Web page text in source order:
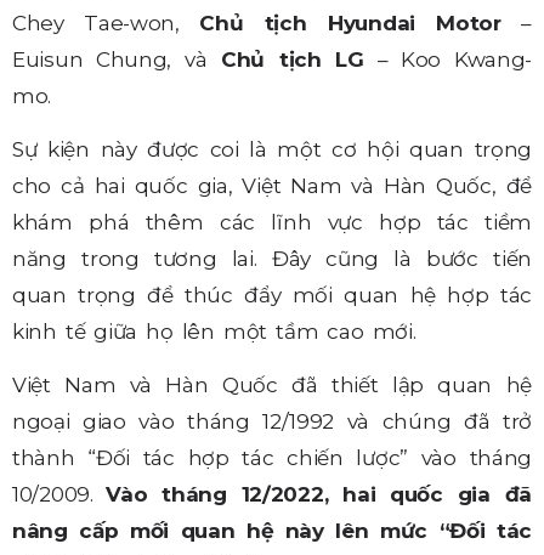
Chey Tae-won, Chủ tịch Hyundai Motor–
Euisun Chung, và Chủ tịch LG – Koo Kwang-
mo.
Sự kiện này được coi là một cơ hội quan trọng
cho cả hai quốc gia, Việt Nam và Hàn Quốc, để
khám phá thêm các lĩnh vực hợp tác tiềm
năng trong tương lai. Đây cũng là bước tiến
quan trọng để thúc đẩy mối quan hệ hợp tác
kinh tế giữa họ lên một tầm cao mới.
Việt Nam và Hàn Quốc đã thiết lập quan hệ
ngoại giao vào tháng 12/1992 và chúng đã trở
thành “Đối tác hợp tác chiến lược” vào tháng
10/2009.Vào tháng 12/2022, hai quốc gia đã
nâng cấp mối quan hệ này lên mức “Đối tác